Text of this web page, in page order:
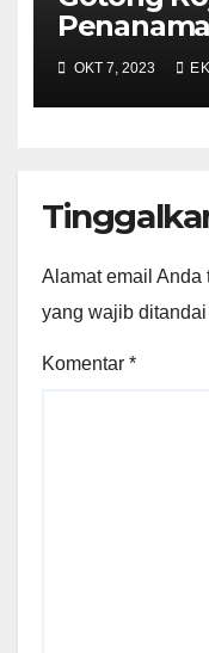
OKT 7, 2023
Alamat email
yang wajib ditandai
Komentar *